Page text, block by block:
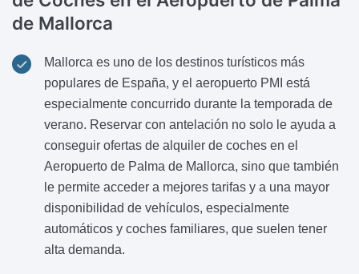
de Mallorca
Mallorca es uno de los destinos turísticos más
populares de España, y el aeropuerto PMI está
especialmente concurrido durante la temporada de
verano. Reservar con antelación no solo le ayuda a
conseguir ofertas de alquiler de coches en el
Aeropuerto de Palma de Mallorca, sino que también
le permite acceder a mejores tarifas y a una mayor
disponibilidad de vehículos, especialmente
automáticos y coches familiares, que suelen tener
alta demanda.